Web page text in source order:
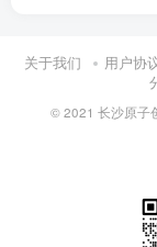
关于我们 用户协
© 2021 长沙原子